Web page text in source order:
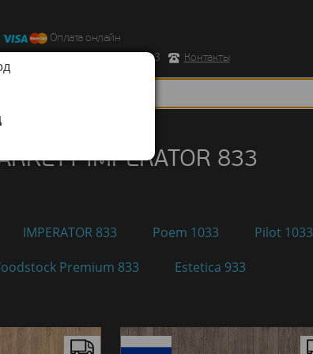
Оплата онлайн
Республиканская д.43 корпус 3
Контакты
IMPERATOR 833
IMPERATOR 833 Poem 1033 Pilot 1033
Premium 833 Estetica 933